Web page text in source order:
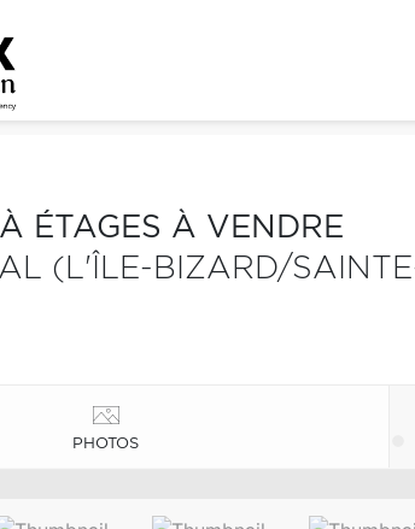
ÉTAGES À VENDRE
(L'ÎLE-BIZARD/
PHOTOS